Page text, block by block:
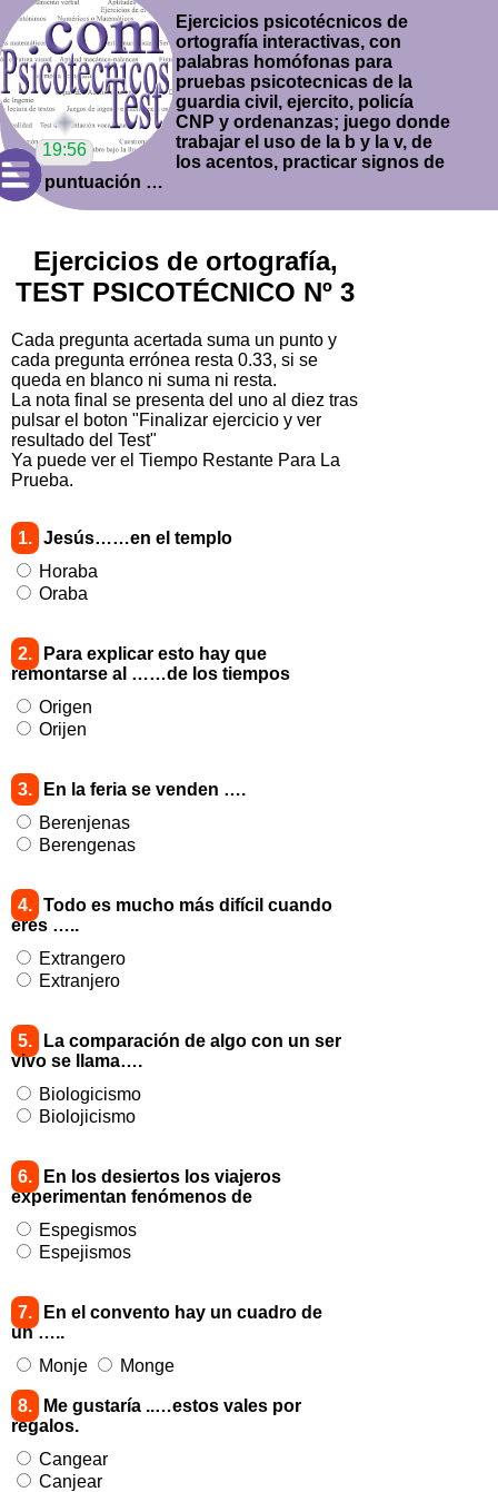
Ejercicios psicotécnicos de
ortografía interactivas, con
palabras homófonas para
pruebas psicotecnicas de la
guardia civil, ejercito, policía
CNP y ordenanzas; juego donde
trabajar el uso de la b y la v, de
los acentos, practicar signos de
puntuación …
Ejercicios de ortografía,
TEST PSICOTÉCNICO Nº 3
Cada pregunta acertada suma un punto y
cada pregunta errónea resta 0.33, si se
queda en blanco ni suma ni resta.
La nota final se presenta del uno al diez tras
pulsar el boton "Finalizar ejercicio y ver
resultado del Test"
Ya puede ver el Tiempo Restante Para La
Prueba.
1. Jesús……en el templo
Horaba
Oraba
2.
Para explicar esto hay que
remontarse al ……de los tiempos
Origen
Orijen
3.
En la feria se venden ….
Berenjenas
Berengenas
4. Todo es mucho más difícil cuando
eres …..
Extrangero
Extranjero
5.
La comparación de algo con un ser
vivo se llama….
Biologicismo
Biolojicismo
6.
En los desiertos los viajeros
experimentan fenómenos de
Espegismos
Espejismos
7.
En el convento hay un cuadro de
un …..
Monje
Monge
8.
Me gustaría ..…estos vales por
regalos.
Cangear
Canjear